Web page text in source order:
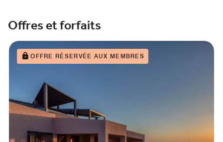
Offres et forfaits
OFFRE RÉSERVÉE AUX MEMBRES